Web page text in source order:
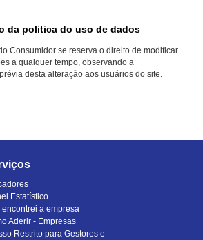
da politica do uso de dados
Consumidor se reserva o direito de modificar
a qualquer tempo, observando a
desta alteração aos usuários do site.
Estatístico
encontrei a empresa
Aderir - Empresas
Restrito para Gestores e